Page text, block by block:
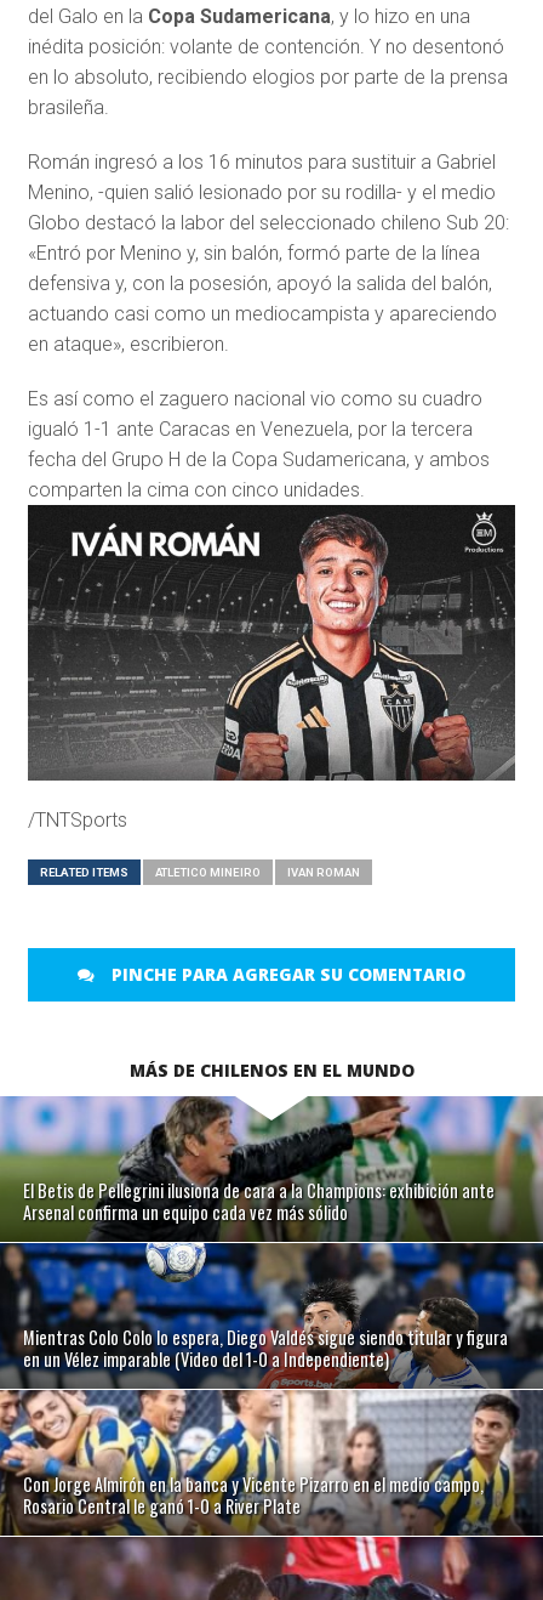
del Galo en la Copa Sudamericana, y lo hizo en una
inédita posición: volante de contención. Y no desentonó
en lo absoluto, recibiendo elogios por parte de la prensa
brasileña.
Román ingresó a los 16 minutos para sustituir a Gabriel
Menino, -quien salió lesionado por su rodilla- y el medio
Globo destacó la labor del seleccionado chileno Sub 20:
«Entró por Menino y, sin balón, formó parte de la línea
defensiva y, con la posesión, apoyó la salida del balón,
actuando casi como un mediocampista y apareciendo
en ataque», escribieron.
Es así como el zaguero nacional vio como su cuadro
igualó 1-1 ante Caracas en Venezuela, por la tercera
fecha del Grupo H de la Copa Sudamericana, y ambos
comparten la cima con cinco unidades.
/TNTSports
RELATED ITEMS ATLETICO MINEIRO IVAN ROMAN
PINCHE PARA AGREGAR SU COMENTARIO
MÁS DE CHILENOS EN EL MUNDO
El Betis de Pellegrini ilusiona de cara a la Champions: exhibición ante
Arsenal confirma un equipo cada vez más sólido
Mientras Colo Colo lo espera, Diego Valdés sigue siendo titular y figura
en un Vélez imparable (Video del 1-0 a Independiente)
Con Jorge Almirón en la banca y Vicente Pizarro en el medio campo,
Rosario Central le ganó 1-0 a River Plate